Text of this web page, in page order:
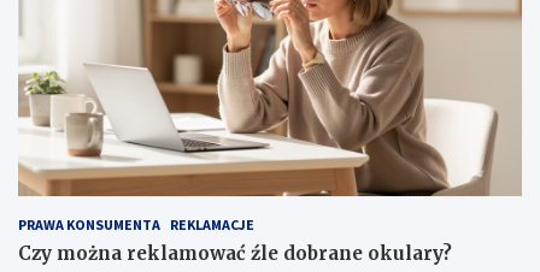
PRAWA KONSUMENTA REKLAMACJE
Czy można reklamować źle dobrane okulary?